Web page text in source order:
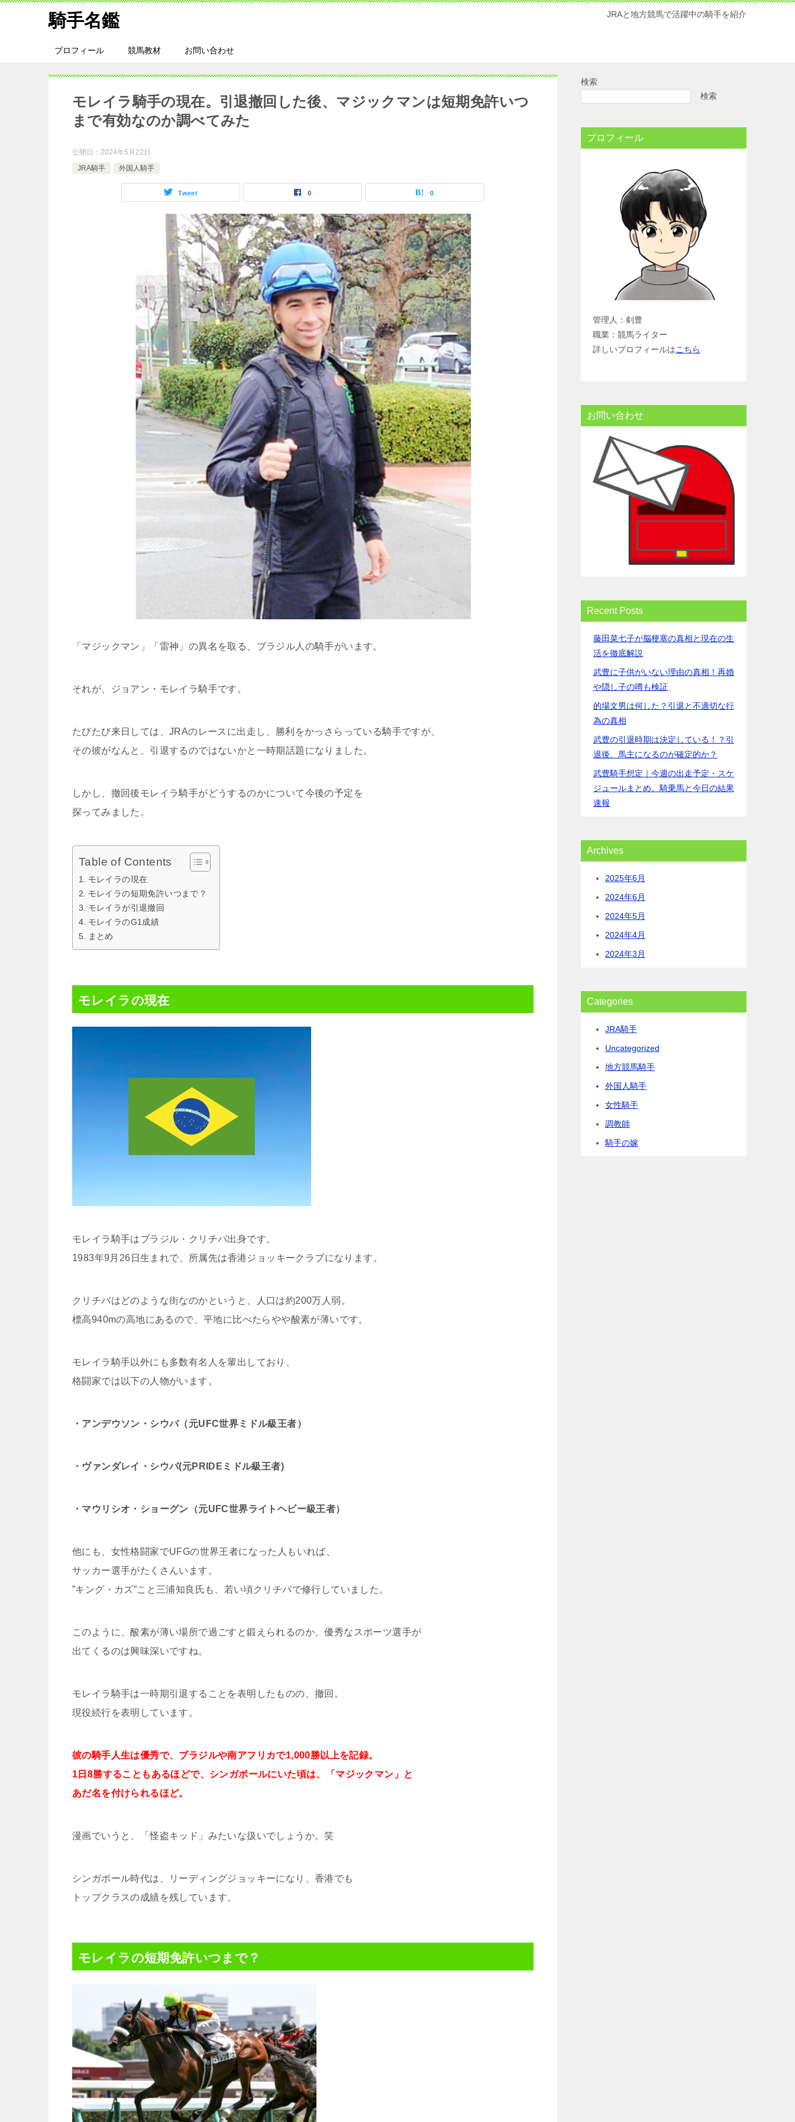
騎手名鑑 JRAと地方競馬で活躍中の騎手を紹介
プロフィール 競馬教材 お問い合わせ
モレイラ騎手の現在。引退撤回した後、マジックマンは短期免許いつ
まで有効なのか調べてみた
公開日： 2024年5月22日
JRA騎手
外国人騎手
Tweet 0 0
「マジックマン」「雷神」の異名を取る、ブラジル人の騎手がいます。
それが、ジョアン・モレイラ騎手です。
たびたび来日しては、JRAのレースに出走し、勝利をかっさらっている騎手ですが、
その彼がなんと、引退するのではないかと一時期話題になりました。
しかし、撤回後モレイラ騎手がどうするのかについて今後の予定を
探ってみました。
Table of Contents
モレイラの現在
モレイラの短期免許いつまで？
モレイラが引退撤回
モレイラのG1成績
まとめ
モレイラの現在
モレイラ騎手はブラジル・クリチバ出身です。
1983年9月26日生まれで、所属先は香港ジョッキークラブになります。
クリチバはどのような街なのかというと、人口は約200万人弱。
標高940mの高地にあるので、平地に比べたらやや酸素が薄いです。
モレイラ騎手以外にも多数有名人を輩出しており、
格闘家では以下の人物がいます。
・アンデウソン・シウバ（元UFC世界ミドル級王者）
・ヴァンダレイ・シウバ(元PRIDEミドル級王者)
・マウリシオ・ショーグン（元UFC世界ライトヘビー級王者）
他にも、女性格闘家でUFGの世界王者になった人もいれば、
サッカー選手がたくさんいます。
”キング・カズ”こと三浦知良氏も、若い頃クリチバで修行していました。
このように、酸素が薄い場所で過ごすと鍛えられるのか、優秀なスポーツ選手が
出てくるのは興味深いですね。
モレイラ騎手は一時期引退することを表明したものの、撤回。
現役続行を表明しています。
彼の騎手人生は優秀で、ブラジルや南アフリカで1,000勝以上を記録。
1日8勝することもあるほどで、シンガポールにいた頃は、「マジックマン」と
あだ名を付けられるほど。
漫画でいうと、「怪盗キッド」みたいな扱いでしょうか。笑
シンガポール時代は、リーディングジョッキーになり、香港でも
トップクラスの成績を残しています。
モレイラの短期免許いつまで？
検索
検索
プロフィール
管理人：剣豊
職業：競馬ライター
詳しいプロフィールはこちら
お問い合わせ
Recent Posts
藤田菜七子が脳梗塞の真相と現在の生
活を徹底解説
武豊に子供がいない理由の真相！再婚
や隠し子の噂も検証
的場文男は何した？引退と不適切な行
為の真相
武豊の引退時期は決定している！？引
退後、馬主になるのが確定的か？
武豊騎手想定｜今週の出走予定・スケ
ジュールまとめ。騎乗馬と今日の結果
速報
Archives
2025年6月
2024年6月
2024年5月
2024年4月
2024年3月
Categories
JRA騎手
Uncategorized
地方競馬騎手
外国人騎手
女性騎手
調教師
騎手の嫁